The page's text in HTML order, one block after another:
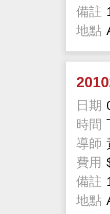
備註
地點
日期
時間
導師
費用
備註
地點